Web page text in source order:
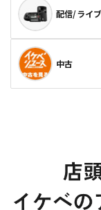
配信/ライ
中古